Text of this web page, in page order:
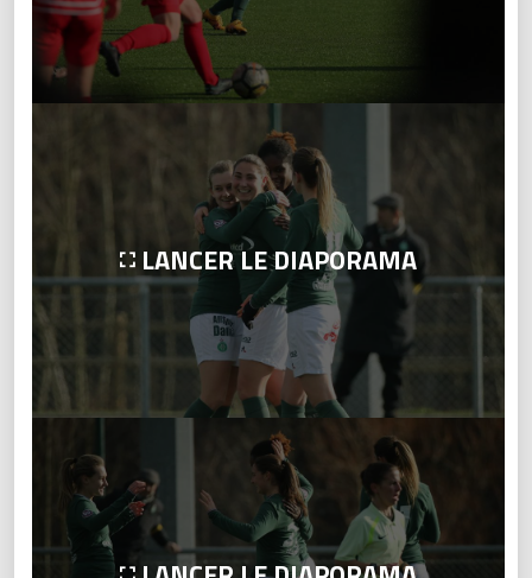
LANCER LE DIAPORAMA